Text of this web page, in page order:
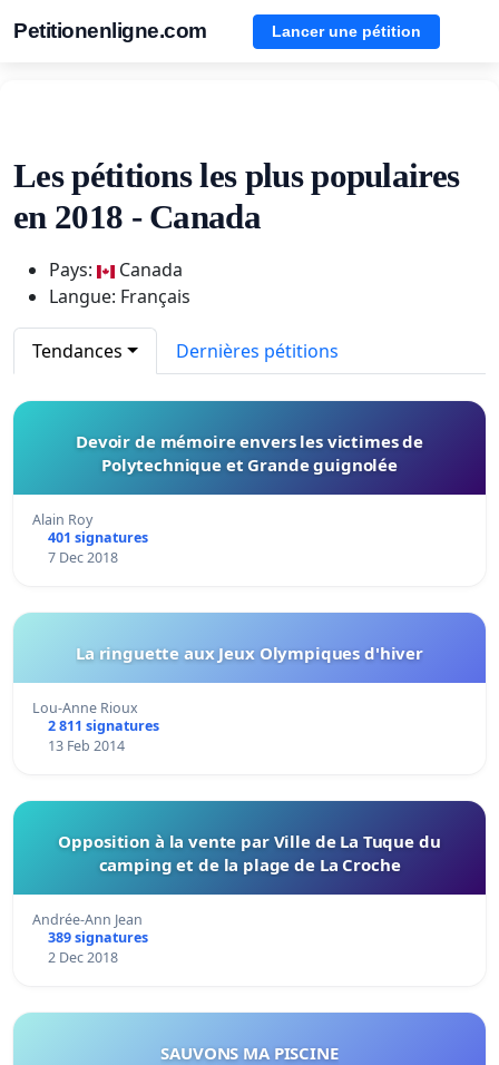
Petitionenligne.com Lancer une pétition
Les pétitions les plus populaires
en 2018 - Canada
Pays:
Canada
Langue: Français
Tendances Dernières pétitions
Devoir de mémoire envers les victimes de
Polytechnique et Grande guignolée
Alain Roy
401 signatures
7 Dec 2018
La ringuette aux Jeux Olympiques d'hiver
Lou-Anne Rioux
2 811 signatures
13 Feb 2014
Opposition à la vente par Ville de La Tuque du
camping et de la plage de La Croche
Andrée-Ann Jean
389 signatures
2 Dec 2018
SAUVONS MA PISCINE